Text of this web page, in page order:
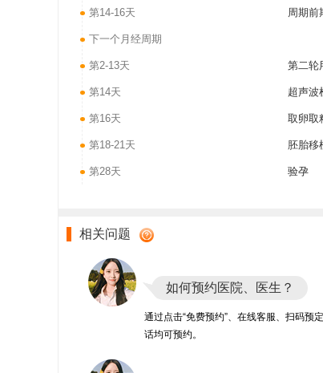
第14-16天 周期前
下一个月经周期
第2-13天 第二轮
第14天 超声波
第16天 取卵取
第18-21天 胚胎移
第28天 验孕
相关问题
如何预约医院、医生？
通过点击“免费预约”、在线客服、扫码预
话均可预约。